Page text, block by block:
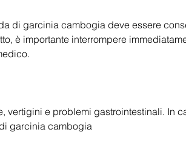
di garcinia cambogia deve essere
è importante interrompere
vertigini e problemi gastrointestinali. In
garcinia cambogia